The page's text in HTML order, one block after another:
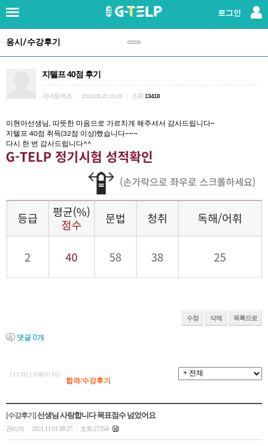
로그인
×
로그인|회원가입
지텔프란?
패키지강좌
응시/수강후기(147)
응시/수강후기
지텔프 40점 후기
세네동백초 2020.08.20 19:28 조회 13418
이현아선생님, 따뜻한 마음으로 가르치게 해주셔서 감사드립니다~
지텔프 40점 취득(32점 이상)했습니다~~~
다시 한 번 감사드립니다^^
수정 삭제 목록으로
댓글 0개
합격/수강후기
111개(1/6페이지)
[수강후기]선생님 사랑합니다 목표점수 넘었어요
관리자 2021.11.01 08:27 조회 27354